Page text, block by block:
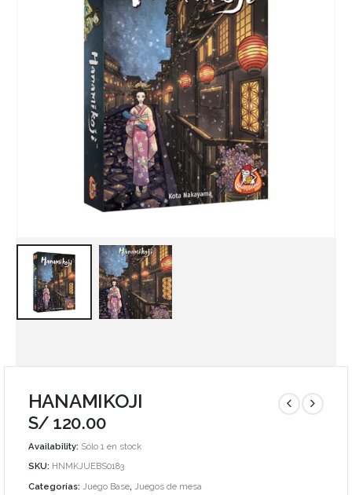
HANAMIKOJI
S/ 120.00
Availability: Sólo 1 en stock
SKU: HNMKJUEBS0183
Categorías: Juego Base, Juegos de mesa